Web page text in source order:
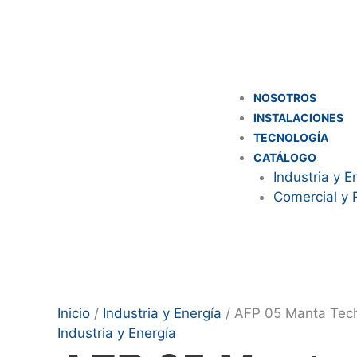
NOSOTROS
INSTALACIONES
TECNOLOGÍA
CATÁLOGO
Industria y
Comercial y
Inicio / Industria y Energía / AFP 05 Manta
Industria y Energía